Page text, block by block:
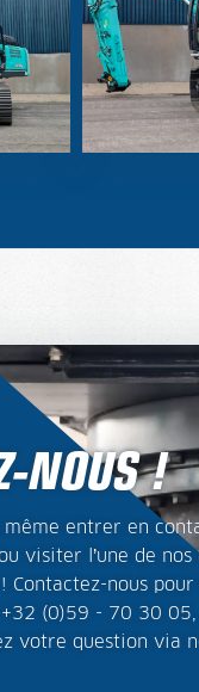
NOUS !
entrer en
visiter l’une de nos
Contactez-nous
(0)59 - 70 30 05,
votre question via